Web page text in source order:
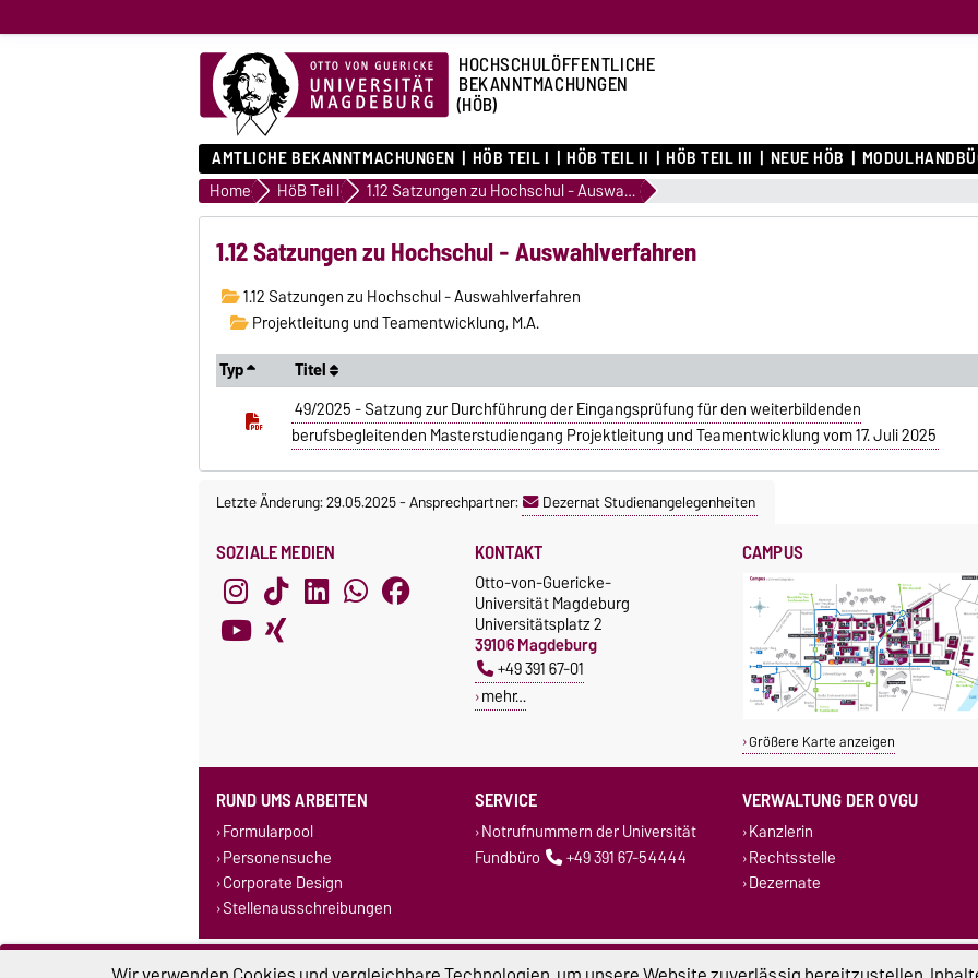
HOCHSCHULÖFFENTLICHE
BEKANNTMACHUNGEN
(HÖB)
AMTLICHE BEKANNTMACHUNGEN HÖB TEIL I HÖB TEIL II HÖB TEIL III NEUE HÖB
Home HöB Teil I 1.12 Satzungen zu Hochschul - Auswahlverfahren
1.12 Satzungen zu Hochschul - Auswahlverfahren
1.12 Satzungen zu Hochschul - Auswahlverfahren
Projektleitung und Teamentwicklung, M.A.
Typ
Titel
49/2025 - Satzung zur Durchführung der Eingangsprüfung für den weiterbildenden
berufsbegleitenden Masterstudiengang Projektleitung und Teamentwicklung vom 17. Juli 2025
Letzte Änderung: 29.05.2025-Ansprechpartner: Dezernat Studienangelegenheiten
SOZIALE MEDIEN KONTAKT
Otto-von-Guericke-
Universität Magdeburg
Universitätsplatz 2
39106 Magdeburg
+49 391 67-01
mehr…
CAMPUS
Größere Karte anzeigen
RUND UMS ARBEITEN
Formularpool
Personensuche
Corporate Design
Stellenausschreibungen
SERVICE
Notrufnummern der Universität
Fundbüro
+49 391 67-54444
VERWALTUNG DER OVGU
Kanzlerin
Rechtsstelle
Dezernate